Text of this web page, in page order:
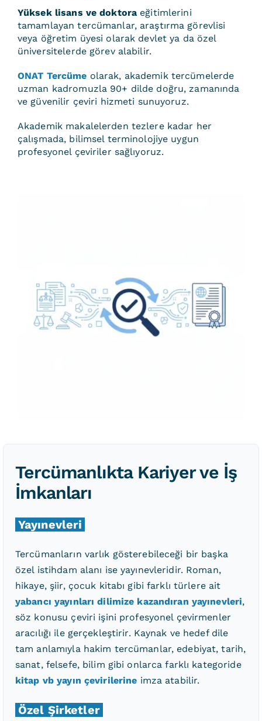
Yüksek lisans ve doktora eğitimlerini
tamamlayan tercümanlar, araştırma görevlisi
veya öğretim üyesi olarak devlet ya da özel
üniversitelerde görev alabilir.
ONAT Tercüme olarak, akademik tercümelerde
uzman kadromuzla 90+ dilde doğru, zamanında
ve güvenilir çeviri hizmeti sunuyoruz.
Akademik makalelerden tezlere kadar her
çalışmada, bilimsel terminolojiye uygun
profesyonel çeviriler sağlıyoruz.
Tercümanlıkta Kariyer ve İş
İmkanları
Yayınevleri
Tercümanların varlık gösterebileceği bir başka
özel istihdam alanı ise yayınevleridir. Roman,
hikaye, şiir, çocuk kitabı gibi farklı türlere ait
yabancı yayınları dilimize kazandıran yayınevleri,
söz konusu çeviri işini profesyonel çevirmenler
aracılığı ile gerçekleştirir. Kaynak ve hedef dile
tam anlamıyla hakim tercümanlar, edebiyat, tarih,
sanat, felsefe, bilim gibi onlarca farklı kategoride
kitap vb yayın çevirilerine imza atabilir.
Özel Şirketler